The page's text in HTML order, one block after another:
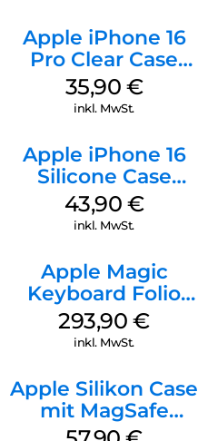
Apple iPhone 16
Pro Clear Case
MagSafe
Transparent
35,90 €
inkl. MwSt.
Apple iPhone 16
Silicone Case
MagSafe Plum
43,90 €
inkl. MwSt.
Apple Magic
Keyboard Folio
iPad 10.9″ (10.Gen.)
Weiß
293,90€
inkl. MwSt.
Apple Silikon Case
mit MagSafe
iPhone 14 Pro